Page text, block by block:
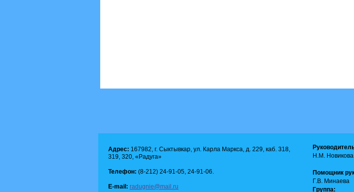
Адрес: 167982, г. Сыктывкар, ул. Карла Маркса, д. 229, каб. 318,
319, 320, «Радуга»
Телефон: (8-212) 24-91-05, 24-91-06.
E-mail: radugnie@mail.ru
Н.М. Новикова
Помощник
Г.В. Минаева
Группа: